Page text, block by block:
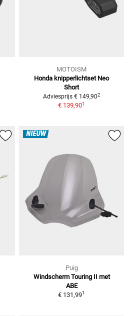
MOTOISM
Honda knipperlichtset Neo
Short
Adviesprijs € 149,902
€ 139,901
NIEUW
Puig
Windscherm Touring II met
ABE
€ 131,991